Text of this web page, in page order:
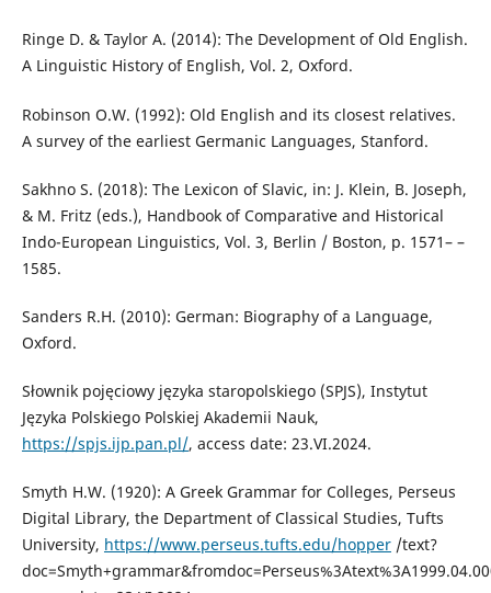
Ringe D. & Taylor A. (2014): The Development of Old English.
A Linguistic History of English, Vol. 2, Oxford.
Robinson O.W. (1992): Old English and its closest relatives.
A survey of the earliest Germanic Languages, Stanford.
Sakhno S. (2018): The Lexicon of Slavic, in: J. Klein, B. Joseph,
& M. Fritz (eds.), Handbook of Comparative and Historical
Indo-European Linguistics, Vol. 3, Berlin / Boston, p. 1571– –
1585.
Sanders R.H. (2010): German: Biography of a Language,
Oxford.
Słownik pojęciowy języka staropolskiego (SPJS), Instytut
Języka Polskiego Polskiej Akademii Nauk,
https://spjs.ijp.pan.pl/, access date: 23.VI.2024.
Smyth H.W. (1920): A Greek Grammar for Colleges, Perseus
Digital Library, the Department of Classical Studies, Tufts
University, https://www.perseus.tufts.edu/hopper/text?